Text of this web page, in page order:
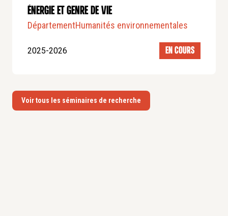
ÉNERGIE ET GENRE DE VIE
DépartementHumanités environnementales
2025-2026 EN COURS
Voir tous les séminaires de recherche